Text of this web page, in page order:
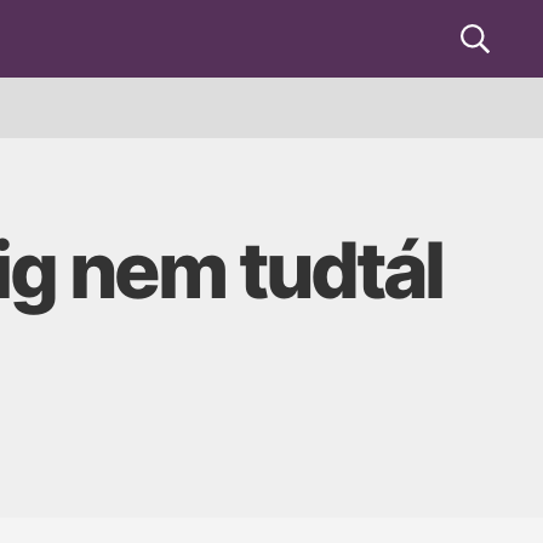
Keresés
nem tudtál